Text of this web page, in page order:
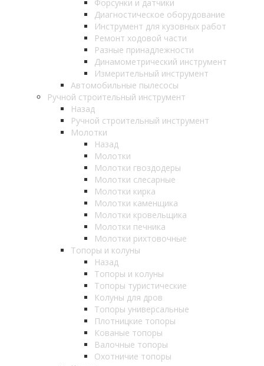
Форсунки и датчики
Диагностическое оборудование
Инструмент для кузовных работ
Ремонт ходовой части
Разные принадлежности
Динамометрический инструмент
Измерительный инструмент
Автомобильные пылесосы
Ручной строительный инструмент
Назад
Ручной строительный инструмент
Молотки
Назад
Молотки
Молотки гвоздодеры
Молотки слесарные
Молотки кирка
Молотки каменщика
Молотки кровельщика
Молотки печника
Молотки рихтовочные
Топоры и колуны
Назад
Топоры и колуны
Топоры туристические
Колуны для дров
Топоры универсальные
Плотницкие топоры
Кованые топоры
Валочные топоры
Охотничие топоры